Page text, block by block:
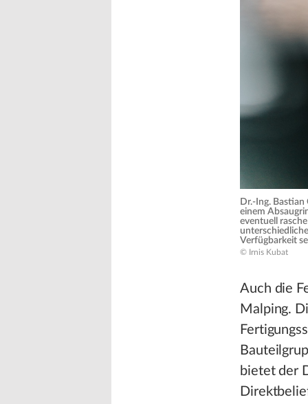
Dr.-Ing. Bastian
einem
eventuell
Verfügbarkeit
© Irnis Kubat
Auch die
Malping.
bietet der